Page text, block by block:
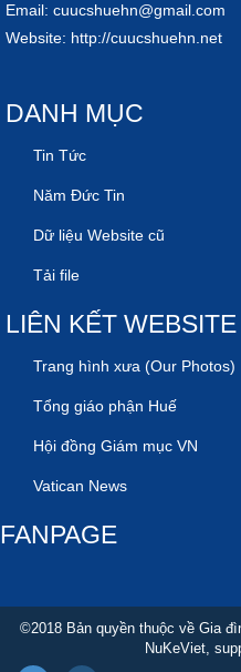
Email: cuucshuehn@gmail.com
Website: http://cuucshuehn.net
DANH MỤC
Tin Tức
Năm Đức Tin
Dữ liệu Website cũ
Tải file
LIÊN KẾT WEBSITE
Trang hình xưa (Our Photos)
Tổng giáo phận Huế
Hội đồng Giám mục VN
Vatican News
FANPAGE
©2018 Bản quyền thuộc về Gia
NuKeViet,